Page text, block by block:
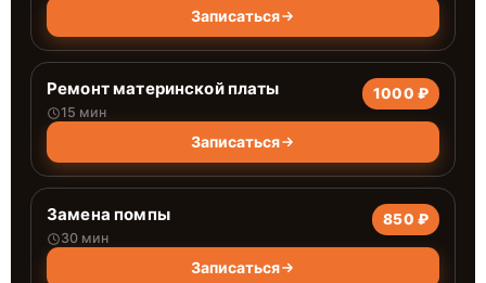
Записаться
Ремонт материнской платы
15 мин
1000 ₽
Записаться
Замена помпы
30 мин
850 ₽
Записаться